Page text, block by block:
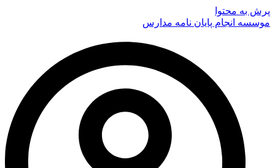
پرش به محتوا
موسسه انجام پایان نامه مدارس